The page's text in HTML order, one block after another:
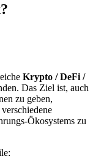
Krypto / DeFi /
Das Ziel ist, auch
zu geben,
Ökosystems zu